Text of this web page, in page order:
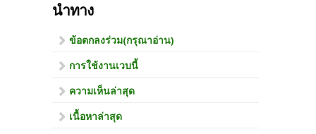
นำทาง
ข้อตกลงร่วม(กรุณาอ่าน)
การใช้งานเวบนี้
ความเห็นล่าสุด
เนื้อหาล่าสุด